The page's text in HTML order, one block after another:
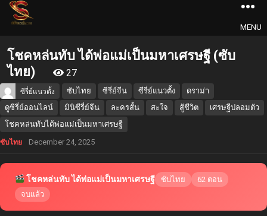
MENU
โชคหล่นทับ ได้พ่อแม่เป็นมหาเศรษฐี (ซับ
ไทย)
27
ซีรี่ย์แนวตั้ง ซับไทย ซีรี่ย์จีน ซีรี่ย์แนวตั้ง
ดราม่า
ดูซีรี่ย์ออนไลน์
มินิซีรี่ย์จีน ละครสั้น สะใจ สู้ชีวิต
เศรษฐีปลอมตัว
โชคหล่นทับได้พ่อแม่เป็นมหาเศรษฐี
ซับไทย December 24, 2025
โชคหล่นทับ ได้พ่อแม่เป็นมหาเศรษฐี ซับไทย
62 ตอน
จบแล้ว